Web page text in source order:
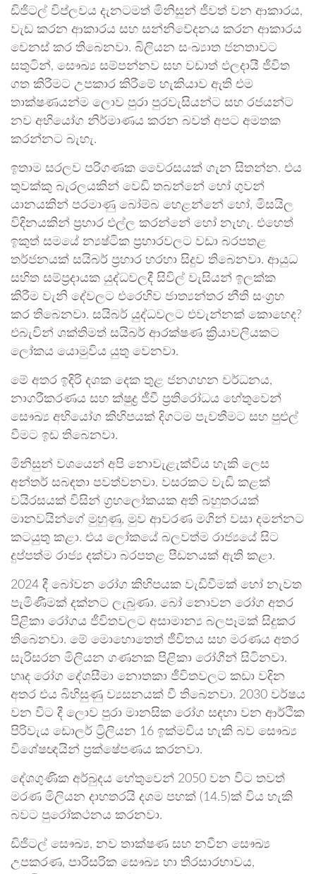
ඩිජිටල් විප්ලවය දැනටමත් මිනිසුන් ජීවත් වන ආකාරය,
වැඩ කරන ආකාරය සහ සන්නිවේදනය කරන ආකාරය
වෙනස් කර තිබෙනවා. බිලියන සංඛ්‍යාත ජනතාවට
සතුටින්, සෞඛ්‍ය සම්පන්නව සහ වඩාත් ඵලදායී ජීවිත
ගත කිරීමට උපකාර කිරීමේ හැකියාව ඇති එම
තාක්ෂණයන්ම ලොව පුරා පුරවැසියන්ට සහ රජයන්ට
නව අභියෝග නිර්මාණය කරන බවත් අපට අමතක
කරන්නට බැහැ.
ඉතාම සරලව පරිගණක වෛරසයක් ගැන සිතන්න. එය
තුවක්කු බැරලයකින් වෙඩි තබන්නේ හෝ ගුවන්
යානයකින් පරමාණු බෝම්බ හෙළන්නේ හෝ, මිසයිල
විදිනයකින් ප්‍රහාර එල්ල කරන්නේ හෝ නැහැ. එහෙත්
ඉකුත් සමයේ න්‍යෂ්ටික ප්‍රහාරවලට වඩා බරපතළ
තර්ජනයක් සයිබර් ප්‍රහාර හරහා සිදුව තිබෙනවා. ආයුධ
සහිත සම්ප්‍රදායක යුද්ධවලදී සිවිල් වැසියන් ඉලක්ක
කිරීම වැනි දේවලට එරෙහිව ජාත්‍යන්තර නීති සංග්‍රහ
කර තිබෙනවා. සයිබර් යුද්ධවලට එවැන්නක් කොහෙද?
එබැවින් ශක්තිමත් සයිබර් ආරක්ෂණ ක්‍රියාවලියකට
ලෝකය යොමුවිය යුතු වෙනවා.
මේ අතර ඉදිරි දශක දෙක තුළ ජනගහන වර්ධනය,
නාගරීකරණය සහ ක්ෂුද්‍ර ජීවී ප්‍රතිරෝධය හේතුවෙන්
සෞඛ්‍ය අභියෝග කිහිපයක් දිගටම පැවතීමට සහ පුළුල්
වීමට ඉඩ තිබෙනවා.
මිනිසුන් වශයෙන් අපි නොවැළැක්විය හැකි ලෙස
අන්තර් සබඳතා පවත්වනවා. වසරකට වැඩි කළක්
වයිරසයක් විසින් ග්‍රහලෝකයක අති බහුතරයක්
මානවයින්ගේ මුහුණු, මුව ආවරණ මගින් වසා දමන්නට
කටයුතු කළා. එය ලෝකයේ බලවත්ම රාජ්‍යයේ සිට
දුප්පත්ම රාජ්‍ය දක්වා බරපතළ පීඩනයක් ඇති කළා.
2024 දී බෝවන රෝග කිහිපයක වැඩිවීමක් හෝ නැවත
පැමිණීමක් දක්නට ලැබුණා. බෝ නොවන රෝග අතර
පිළිකා රෝගය ජීවිතවලට අසාමාන්‍ය බලපෑමක් සිදුකර
තිබෙනවා. මේ මොහොතෙත් ජීවිතය සහ මරණය අතර
සැරිසරන මිලියන ගණනක පිළිකා රෝගීන් සිටිනවා.
හෘද රෝග දේශසීමා නොතකා ජීවිතවලට කඩා වදින
අතර එය බිහිසුණු ව්‍යසනයක් වී තිබෙනවා. 2030 වර්ෂය
වන විට දී ලොව පුරා මානසික රෝග සඳහා වන ආර්ථික
පිරිවැය ඩොලර් ට්‍රිලියන 16 ඉක්මවිය හැකි බව සෞඛ්‍ය
විශේෂඥයින් ප්‍රක්ෂේපණය කරනවා.
දේශගුණික අර්බුදය හේතුවෙන් 2050 වන විට තවත්
මරණ මිලියන දාහතරයි දශම පහක් (14.5)ක් විය හැකි
බවට පුරෝකථනය කරනවා.
ඩිජිටල් සෞඛ්‍ය, නව තාක්ෂණ සහ නවීන සෞඛ්‍ය
උපකරණ, පාරිසරික සෞඛ්‍ය හා තිරසාරභාවය,